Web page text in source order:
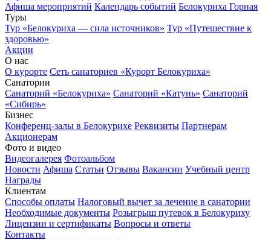
Афиша мероприятий Календарь событий Белокуриха Горная
Туры
Тур «Белокуриха — сила источников» Тур «Путешествие к
здоровью»
Акции
О нас
О курорте Сеть санаториев «Курорт Белокуриха»
Санатории
Санаторий «Белокуриха» Санаторий «Катунь» Санаторий
«Сибирь»
Бизнес
Конференц-залы в Белокурихе Реквизиты Партнерам
Акционерам
Фото и видео
Видеогалерея Фотоальбом
Новости Афиша Статьи Отзывы Вакансии Учебный центр
Награды
Клиентам
Способы оплаты Налоговый вычет за лечение в санатории
Необходимые документы Розыгрыш путевок в Белокуриху
Лицензии и сертификаты Вопросы и ответы
Контакты